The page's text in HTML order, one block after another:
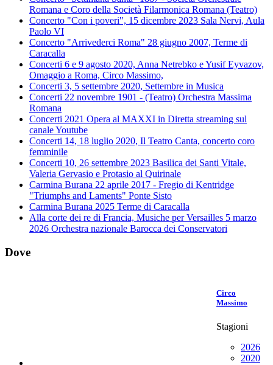
Romana e Coro della Società Filarmonica Romana (Teatro)
Concerto "Con i poveri", 15 dicembre 2023 Sala Nervi, Aula
Paolo VI
Concerto "Arrivederci Roma" 28 giugno 2007, Terme di
Caracalla
Concerti 6 e 9 agosto 2020, Anna Netrebko e Yusif Eyvazov,
Omaggio a Roma, Circo Massimo,
Concerti 3, 5 settembre 2020, Settembre in Musica
Concerti 22 novembre 1901 - (Teatro) Orchestra Massima
Romana
Concerti 2021 Opera al MAXXI in Diretta streaming sul
canale Youtube
Concerti 14, 18 luglio 2020, Il Teatro Canta, concerto coro
femminile
Concerti 10, 26 settembre 2023 Basilica dei Santi Vitale,
Valeria Gervasio e Protasio al Quirinale
Carmina Burana 22 aprile 2017 - Fregio di Kentridge
"Triumphs and Laments" Ponte Sisto
Carmina Burana 2025 Terme di Caracalla
Alla corte dei re di Francia, Musiche per Versailles 5 marzo
2026 Orchestra nazionale Barocca dei Conservatori
Dove
Circo
Massimo
Stagioni
2026
2020